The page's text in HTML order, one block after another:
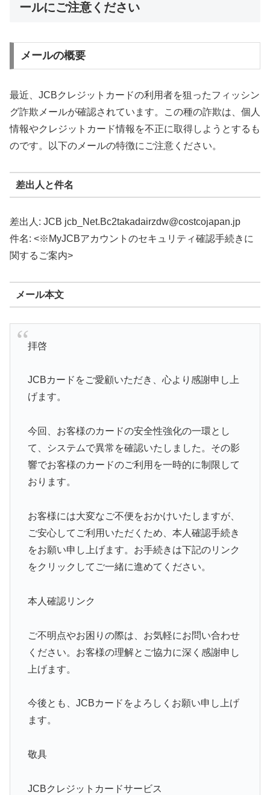
ールにご注意ください
メールの概要
最近、JCBクレジットカードの利用者を狙ったフィッシン
グ詐欺メールが確認されています。この種の詐欺は、個人
情報やクレジットカード情報を不正に取得しようとするも
のです。以下のメールの特徴にご注意ください。
差出人と件名
差出人: JCB jcb_Net.Bc2takadairzdw@costcojapan.jp
件名: <※MyJCBアカウントのセキュリティ確認手続きに
関するご案内>
メール本文
拝啓
JCBカードをご愛顧いただき、心より感謝申し上
げます。
今回、お客様のカードの安全性強化の一環とし
て、システムで異常を確認いたしました。その影
響でお客様のカードのご利用を一時的に制限して
おります。
お客様には大変なご不便をおかけいたしますが、
ご安心してご利用いただくため、本人確認手続き
をお願い申し上げます。お手続きは下記のリンク
をクリックしてご一緒に進めてください。
本人確認リンク
ご不明点やお困りの際は、お気軽にお問い合わせ
ください。お客様の理解とご協力に深く感謝申し
上げます。
今後とも、JCBカードをよろしくお願い申し上げ
ます。
敬具
JCBクレジットカードサービス